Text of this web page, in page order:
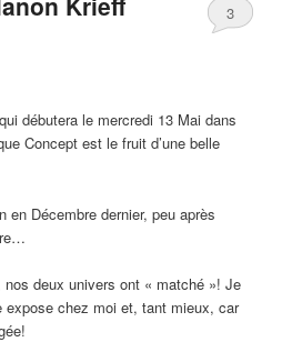
3
débutera le mercredi 13 Mai dans
Concept est le fruit d’une belle
en Décembre dernier, peu après
deux univers ont « matché »! Je
expose chez moi et, tant mieux, car